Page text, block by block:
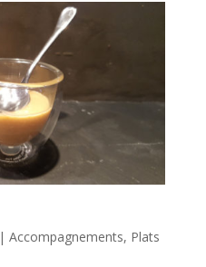
| Accompagnements, Plats